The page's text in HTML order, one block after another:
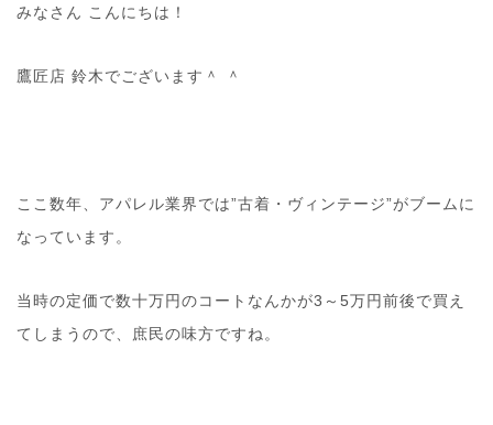
みなさん こんにちは！
鷹匠店 鈴木でございます＾ ＾
ここ数年、アパレル業界では”古着・ヴィンテージ”がブームに
なっています。
当時の定価で数十万円のコートなんかが3～5万円前後で買え
てしまうので、庶民の味方ですね。